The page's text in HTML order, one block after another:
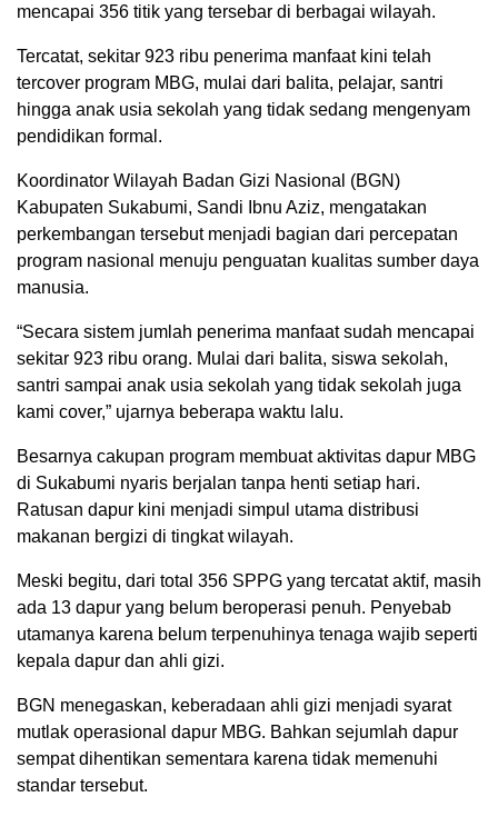
mencapai 356 titik yang tersebar di berbagai wilayah.
Tercatat, sekitar 923 ribu penerima manfaat kini telah
tercover program MBG, mulai dari balita, pelajar, santri
hingga anak usia sekolah yang tidak sedang mengenyam
pendidikan formal.
Koordinator Wilayah Badan Gizi Nasional (BGN)
Kabupaten Sukabumi, Sandi Ibnu Aziz, mengatakan
perkembangan tersebut menjadi bagian dari percepatan
program nasional menuju penguatan kualitas sumber daya
manusia.
“Secara sistem jumlah penerima manfaat sudah mencapai
sekitar 923 ribu orang. Mulai dari balita, siswa sekolah,
santri sampai anak usia sekolah yang tidak sekolah juga
kami cover,” ujarnya beberapa waktu lalu.
Besarnya cakupan program membuat aktivitas dapur MBG
di Sukabumi nyaris berjalan tanpa henti setiap hari.
Ratusan dapur kini menjadi simpul utama distribusi
makanan bergizi di tingkat wilayah.
Meski begitu, dari total 356 SPPG yang tercatat aktif, masih
ada 13 dapur yang belum beroperasi penuh. Penyebab
utamanya karena belum terpenuhinya tenaga wajib seperti
kepala dapur dan ahli gizi.
BGN menegaskan, keberadaan ahli gizi menjadi syarat
mutlak operasional dapur MBG. Bahkan sejumlah dapur
sempat dihentikan sementara karena tidak memenuhi
standar tersebut.